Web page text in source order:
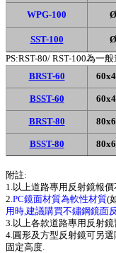
WPG-100
SST-100
PS:RST-80/ RST-100為一
BRST-60
BSST-60
BRST-80
BSST-80
附註:
1.以上道路專用反射鏡報
2.PC鏡面材質為軟性材質(
用時,建議購買不鏽鋼鏡面
3.以上各款道路專用反射
4.圓形及方型反射鏡可另選
固定高度.